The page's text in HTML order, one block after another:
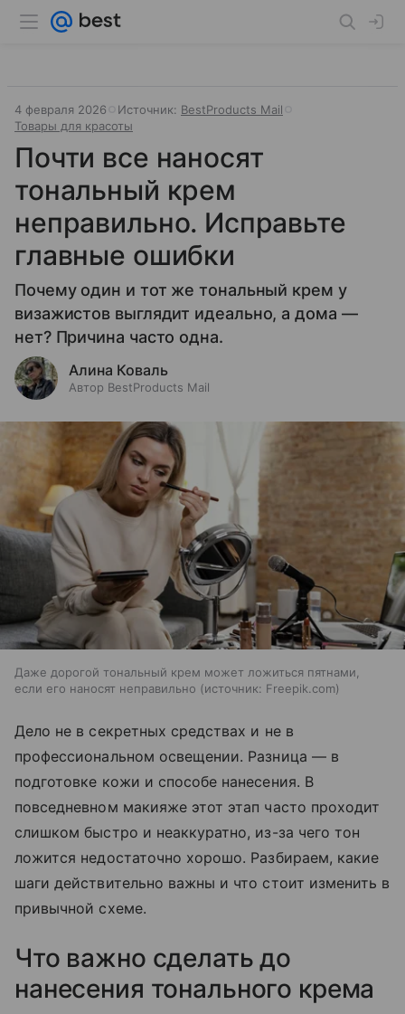
4 февраля 2026 Источник: BestProducts Mail
Товары для красоты
Почти все наносят
тональный крем
неправильно. Исправьте
главные ошибки
Почему один и тот же тональный крем у
визажистов выглядит идеально, а дома —
нет? Причина часто одна.
Алина Коваль
Автор BestProducts Mail
Даже дорогой тональный крем может ложиться пятнами,
если его наносят неправильно
источник: Freepik.com
Дело не в секретных средствах и не в
профессиональном освещении. Разница — в
подготовке кожи и способе нанесения. В
повседневном макияже этот этап часто проходит
слишком быстро и неаккуратно, из-за чего тон
ложится недостаточно хорошо. Разбираем, какие
шаги действительно важны и что стоит изменить в
привычной схеме.
Что важно сделать до
нанесения тонального крема